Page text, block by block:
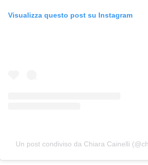
Visualizza questo post su Instagram
Un post condiviso da Chiara Cainelli